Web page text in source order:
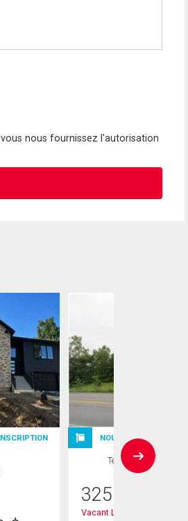
nous fournissez l'autorisation
NOUVELLE INSCRIPTION
Terrain
325 000
Vacant Land